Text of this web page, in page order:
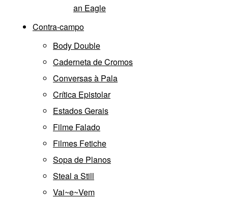
an Eagle
Contra-campo
Body Double
Caderneta de Cromos
Conversas à Pala
Crítica Epistolar
Estados Gerais
Filme Falado
Filmes Fetiche
Sopa de Planos
Steal a Still
Vai~e~Vem